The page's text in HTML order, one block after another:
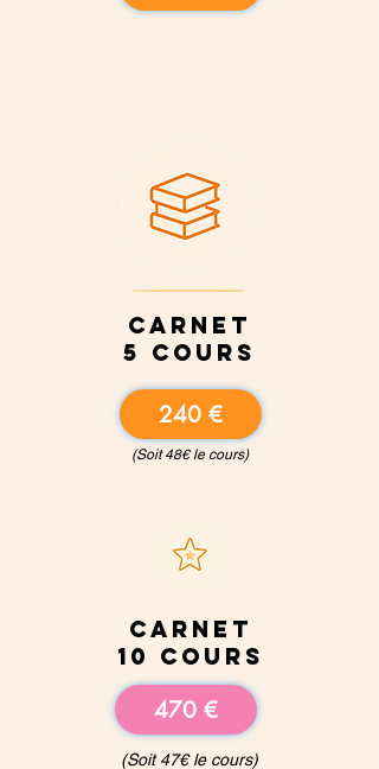
carnet
5 cours
240 €
(Soit 48€ le cours)
carnet
10 cours
470 €
(Soit 47€ le cours)